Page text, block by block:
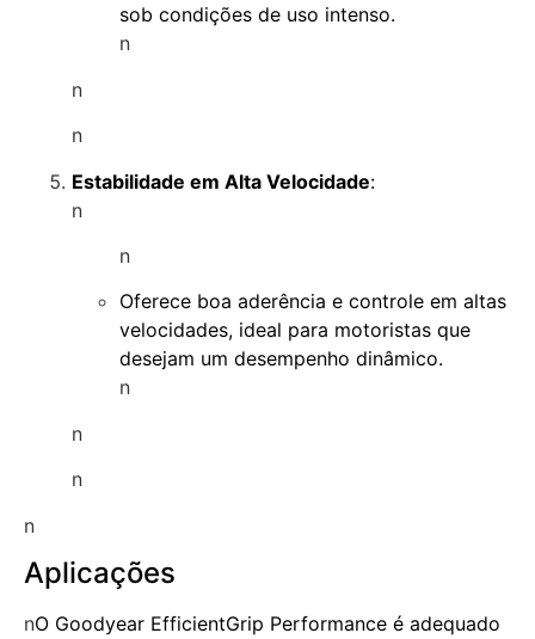
sob condições de uso intenso.
n
n
n
Estabilidade em Alta Velocidade:
n
n
Oferece boa aderência e controle em altas
velocidades, ideal para motoristas que
desejam um desempenho dinâmico.
n
n
n
n
Aplicações
nO Goodyear EfficientGrip Performance é adequado